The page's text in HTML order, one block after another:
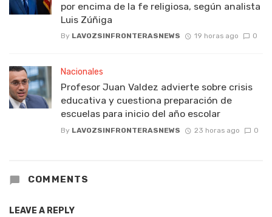
por encima de la fe religiosa, según analista
Luis Zúñiga
By LAVOZSINFRONTERASNEWS 19 horas ago 0
Nacionales
Profesor Juan Valdez advierte sobre crisis
educativa y cuestiona preparación de
escuelas para inicio del año escolar
By LAVOZSINFRONTERASNEWS 23 horas ago 0
COMMENTS
LEAVE A REPLY